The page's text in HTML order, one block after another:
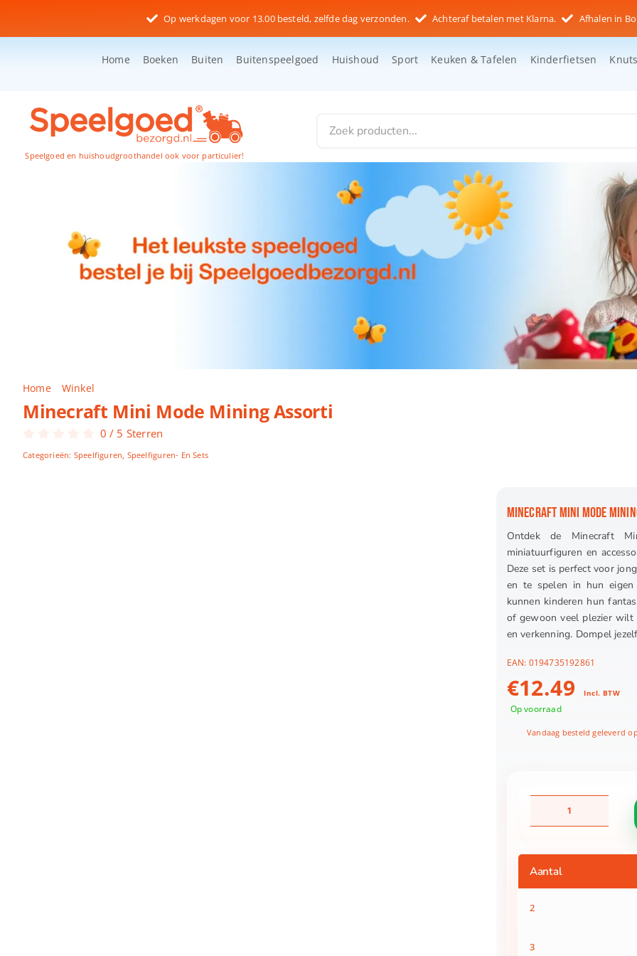
inhoud
Op werkdagen voor 13.00 besteld, zelfde dag verzonden. Achteraf betalen met Klarna. Afhalen in
Home Boeken Buiten Buitenspeelgoed Huishoud Sport Keuken & Tafelen Kinderfietsen
Speelgoed en huishoudgroothandel ook voor particulier!
Home Winkel
Minecraft Mini Mode Mining Assorti
0 / 5 Sterren
Categorieën: Speelfiguren, Speelfiguren- En Sets
MINECRAFT MINI MODE
Ontdek de Minecraft
miniatuurfiguren en
Deze set is perfect voor
en te spelen in hun eigen
kunnen kinderen hun
of gewoon veel plezier wilt
en verkenning. Dompel
EAN: 0194735192861
€12.49 Incl. BTW
Op voorraad
Vandaag besteld geleverd
Mini
Mode
Assorti
Aantal
2
3